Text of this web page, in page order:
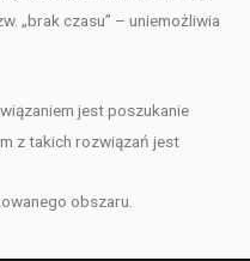
„brak czasu” – uniemożliwia
jest poszukanie
z takich rozwiązań jest
obszaru.